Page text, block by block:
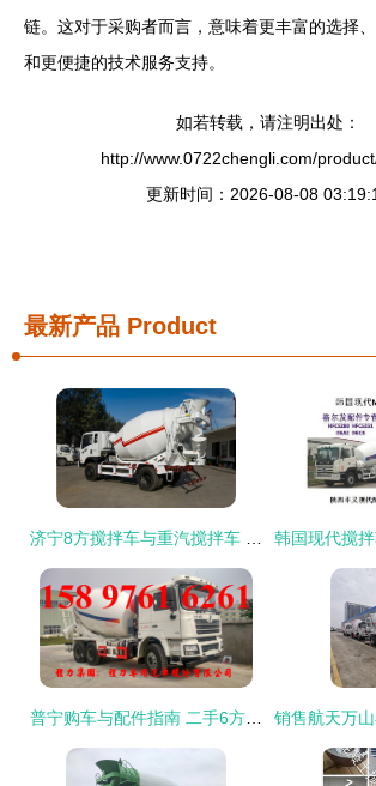
链。这对于采购者而言，意味着更丰富的选择
和更便捷的技术服务支持。
如若转载，请注明出处：
http://www.0722chengli.com/
更新时间：2026-08-08
最新产品 Product